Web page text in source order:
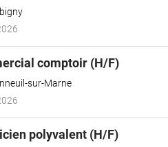
comptoir (H/F)(Nouvelle
sur-Marne
polyvalent (H/F)(Nouvelle